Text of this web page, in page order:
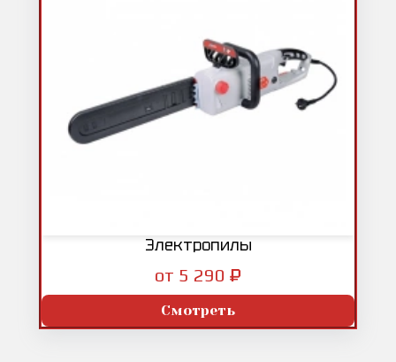
Электропилы
от 5 290 ₽
Смотреть